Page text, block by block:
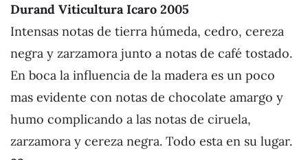
Durand Viticultura Icaro 2005
Intensas notas de tierra húmeda, cedro, cereza
negra y zarzamora junto a notas de café tostado.
En boca la influencia de la madera es un poco
mas evidente con notas de chocolate amargo y
humo complicando a las notas de ciruela,
zarzamora y cereza negra. Todo esta en su lugar.